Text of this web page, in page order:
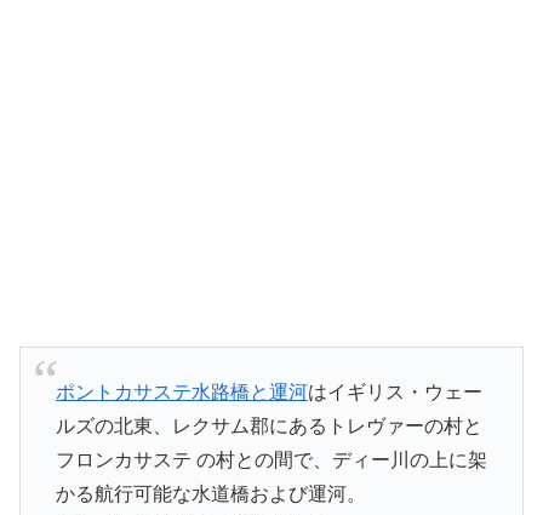
ポントカサステ水路橋と運河はイギリス・ウェー
ルズの北東、レクサム郡にあるトレヴァーの村と
フロンカサステ の村との間で、ディー川の上に架
かる航行可能な水道橋および運河。